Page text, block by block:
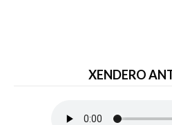
XENDERO